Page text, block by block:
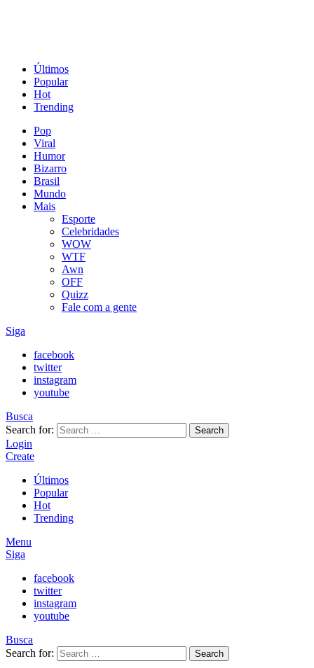
Últimos
Popular
Hot
Trending
Pop
Viral
Humor
Bizarro
Brasil
Mundo
Mais
Esporte
Celebridades
WOW
WTF
Awn
OFF
Quizz
Fale com a gente
Siga
facebook
twitter
instagram
youtube
Busca
Search for:
Search
Login
Create
Últimos
Popular
Hot
Trending
Menu
Siga
facebook
twitter
instagram
youtube
Busca
Search for:
Search